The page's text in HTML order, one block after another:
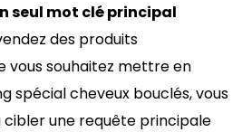
seul mot clé principal
des produits
vous souhaitez mettre en
spécial cheveux bouclés, vous
une requête principale